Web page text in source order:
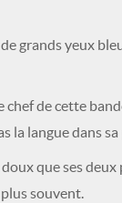
grands yeux
chef de cette
la langue dans sa
que ses deux
souvent.